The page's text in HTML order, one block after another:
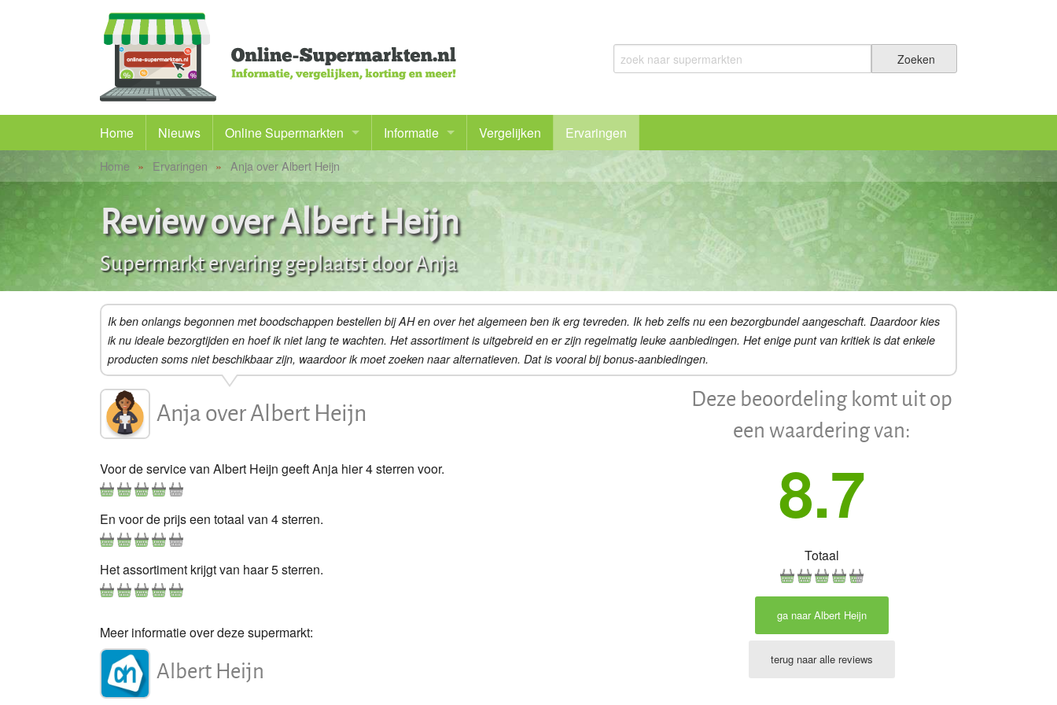
Home Nieuws
Online Supermarkten
Alle supermarkten
Picnic
Albert Heijn
PLUS
Butlon
Flink
Lidl
Coop
Boni
Gorillas
Hoogvliet
Informatie
Bij welke supermarkt kan ik mijn boodschappen bestellen?
Goedkoop boodschappen doen en meer besparen
De voordelen en nadelen van online boodschappen doen
Bezorgbundel en bezorgabonnementen
Gezonde boodschappen doen
Is boodschappen thuis laten bezorgen duur?
Vergelijken Ervaringen
Home Ervaringen Anja over Albert Heijn
Review over Albert Heijn
Supermarkt ervaring geplaatst door Anja
Ik ben onlangs begonnen met boodschappen bestellen bij AH en over het algemeen ben ik erg tevreden. Ik heb zelfs nu een bezorgbundel aangeschaft. Daardoor kies
ik nu ideale bezorgtijden en hoef ik niet lang te wachten. Het assortiment is uitgebreid en er zijn regelmatig leuke aanbiedingen. Het enige punt van kritiek is dat enkele
producten soms niet beschikbaar zijn, waardoor ik moet zoeken naar alternatieven. Dat is vooral bij bonus-aanbiedingen.
AnjaoverAlbert Heijn
Voor de service van Albert Heijn geeft Anja hier 4 sterren voor.
En voor de prijs een totaal van 4 sterren.
Het assortiment krijgt van haar 5 sterren.
Meer informatie over deze supermarkt:
Albert Heijn
Deze beoordeling komt uit op
een waardering van:
8.7
Totaal
ga naar Albert Heijn
terug naar alle reviews